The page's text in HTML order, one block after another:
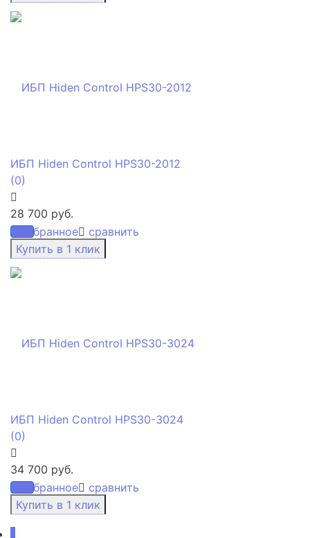
избранное сравнить
ИБП Hiden Control HPS30-2012
(0)
28 700 руб.
избранное сравнить
ИБП Hiden Control HPS30-3024
(0)
34 700 руб.